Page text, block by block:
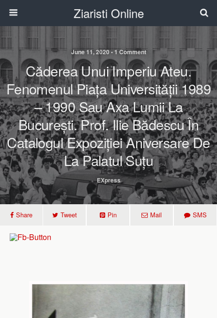
Ziaristi Online
June 11, 2020 • 1 Comment
Căderea Unui Imperiu Ateu.
Fenomenul Piața Universității 1989
– 1990 Sau Axa Lumii La
București. Prof. Ilie Bădescu În
Catalogul Expoziției Aniversare De
La Palatul Suțu
EXpress
Share Tweet Pin Mail SMS